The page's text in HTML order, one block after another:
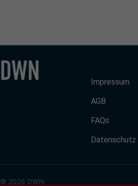
Impressum
AGB
FAQs
Datenschutz
© 2026 DWN